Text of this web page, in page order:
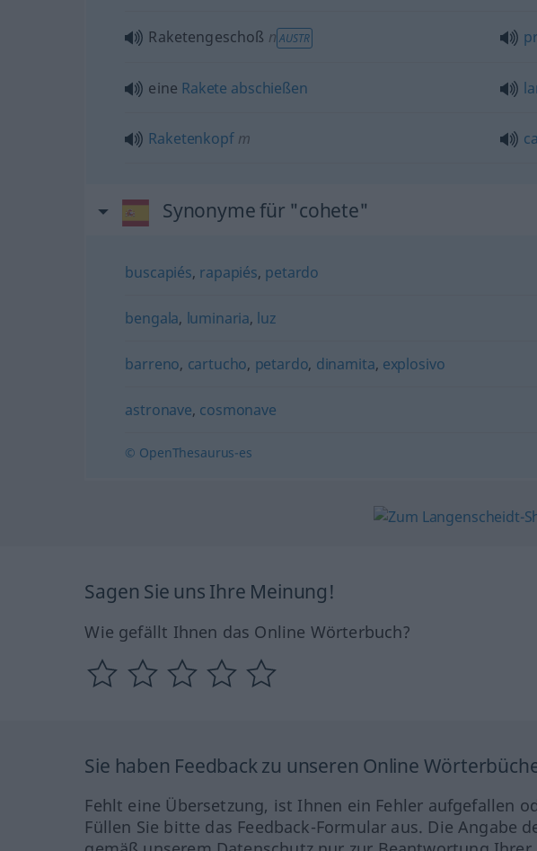
Raketengeschoß n AUSTR
eine Rakete abschießen
Raketenkopfm
Synonyme für "cohete"
buscapiés, rapapiés, petardo
bengala, luminaria, luz
barreno, cartucho, petardo, dinamita, explosivo
astronave, cosmonave
© OpenThesaurus-es
Sagen Sie uns Ihre Meinung!
Wie gefällt Ihnen das Online Wörterbuch?
Sie haben Feedback zu unseren Online
Fehlt eine Übersetzung, ist Ihnen ein Fehler aufgefallen
Füllen Sie bitte das Feedback-Formular aus. Die Angabe